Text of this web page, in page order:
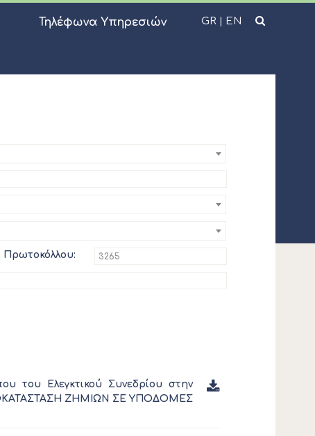
Τηλέφωνα Υπηρεσιών GR | EN
Πρωτοκόλλου:
του Ελεγκτικού Συνεδρίου στην
ΖΗΜΙΩΝ ΣΕ ΥΠΟΔΟΜΕΣ